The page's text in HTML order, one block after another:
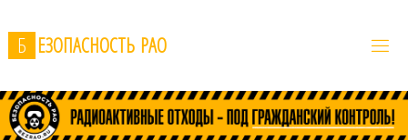
to
content
Б ЕЗОПАСНОСТЬ РАО